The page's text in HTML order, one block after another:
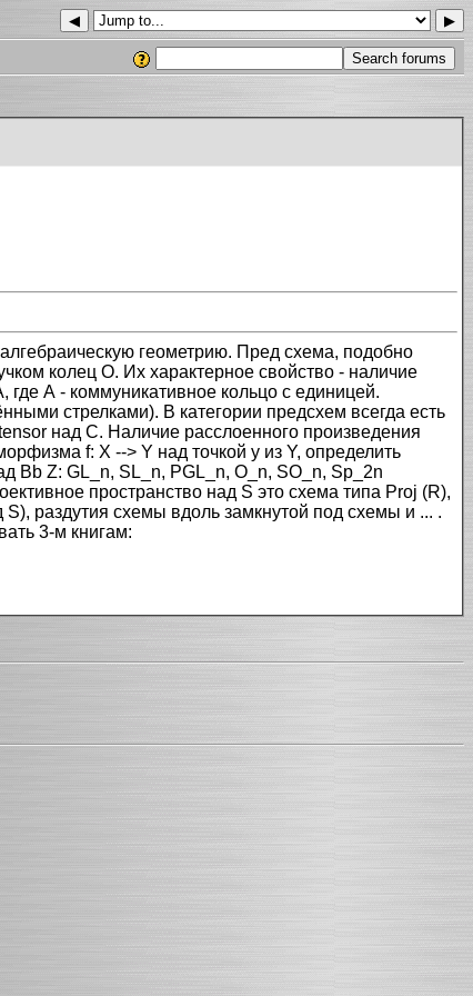
◀ ▶
геометрию. Пред схема, подобно
колец O. Их характерное свойство - наличие
где А - коммуникативное кольцо с единицей.
стрелками). В категории предсхем всегда есть
над С. Наличие расслоенного произведения
f: X --> Y над точкой y из Y, определить
Вb Z: GL_n, SL_n, PGL_n, O_n, SO_n, Sp_2n
пространство над S это схема типа Proj (R),
раздутия схемы вдоль замкнутой под схемы и ... .
3-м книгам: